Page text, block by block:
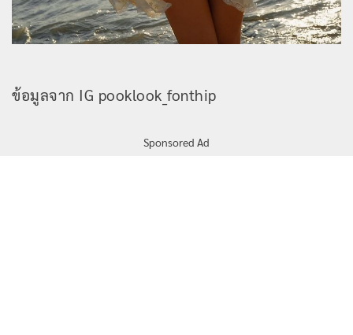
ข้อมูลจาก IG pooklook_fonthip
Sponsored Ad